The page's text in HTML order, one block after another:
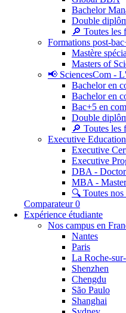
Bachelor
Double
🔎 Toutes les
Formations post-
Mastère
Masters of
📢 SciencesCom -
Bachelor en
Bachelor en
Bac+5 en
Double
🔎 Toutes les
Executive
Executive
Executive
DBA -
MBA -
🔍 Toutes
Comparateur 0
Expérience étudiante
Nos campus en
Nantes
Paris
La Roche-
Shenzhen
Chengdu
São Paulo
Shanghai